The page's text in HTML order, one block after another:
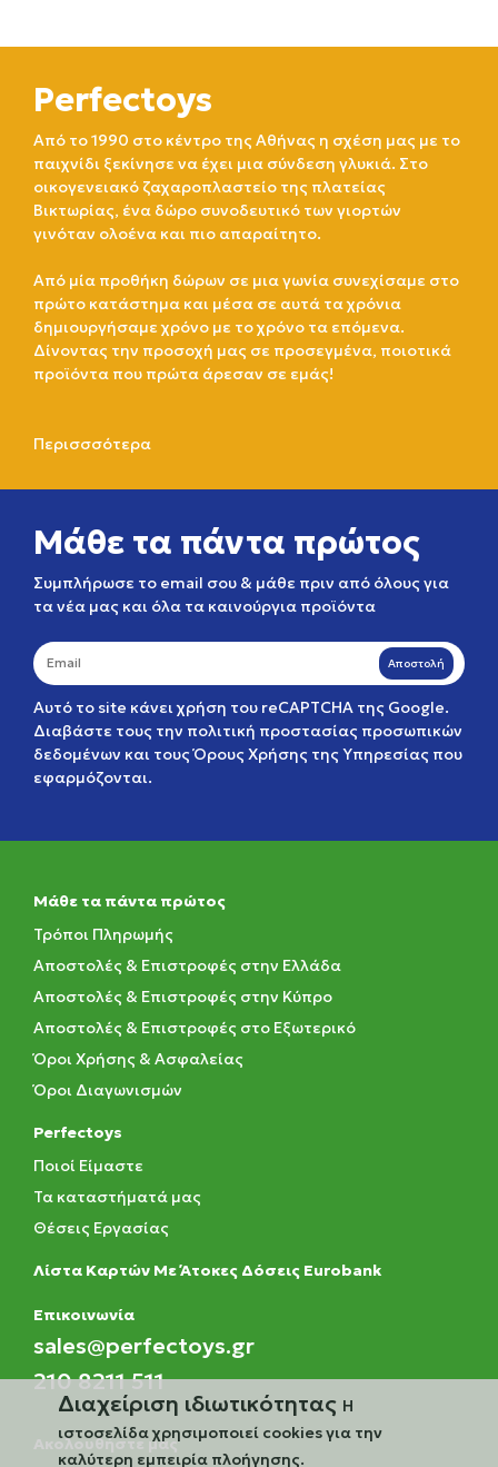
Perfectoys
Από το 1990 στο κέντρο της Αθήνας η σχέση μας με το
παιχνίδι ξεκίνησε να έχει μια σύνδεση γλυκιά. Στο
οικογενειακό ζαχαροπλαστείο της πλατείας
Βικτωρίας, ένα δώρο συνοδευτικό των γιορτών
γινόταν ολοένα και πιο απαραίτητο.
Από μία προθήκη δώρων σε μια γωνία συνεχίσαμε στο
πρώτο κατάστημα και μέσα σε αυτά τα χρόνια
δημιουργήσαμε χρόνο με το χρόνο τα επόμενα.
Δίνοντας την προσοχή μας σε προσεγμένα, ποιοτικά
προϊόντα που πρώτα άρεσαν σε εμάς!
Περισσσότερα
Μάθε τα πάντα πρώτος
Συμπλήρωσε το email σου & μάθε πριν από όλους για
τα νέα μας και όλα τα καινούργια προϊόντα
Αποστολή
Αυτό το site κάνει χρήση του reCAPTCHA της Google.
Διαβάστε τους την πολιτική προστασίας προσωπικών
δεδομένων και τουςΌρους Χρήσης της Υπηρεσίας που
εφαρμόζονται.
Μάθε τα πάντα πρώτος
Τρόποι Πληρωμής
Αποστολές & Επιστροφές στην Ελλάδα
Αποστολές & Επιστροφές στην Κύπρο
Αποστολές & Επιστροφές στο Εξωτερικό
Όροι Χρήσης & Ασφαλείας
Όροι Διαγωνισμών
Perfectoys
Ποιοί Είμαστε
Τα καταστήματά μας
Θέσεις Εργασίας
Λίστα Καρτών Με Άτοκες Δόσεις Eurobank
Eπικοινωνία
sales@perfectoys.gr
210 8211 511
Ακολουθήστε μας
Διαχείριση ιδιωτικότητας Η
ιστοσελίδα χρησιμοποιεί cookies για την
καλύτερη εμπειρία πλοήγησης.